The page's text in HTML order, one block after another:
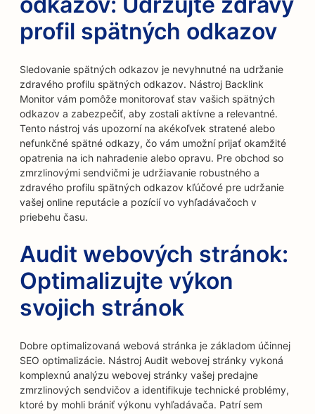
profil spätných odkazov
Sledovanie spätných odkazov je nevyhnutné na udržanie
zdravého profilu spätných odkazov. Nástroj Backlink
Monitor vám pomôže monitorovať stav vašich spätných
odkazov a zabezpečiť, aby zostali aktívne a relevantné.
Tento nástroj vás upozorní na akékoľvek stratené alebo
nefunkčné spätné odkazy, čo vám umožní prijať okamžité
opatrenia na ich nahradenie alebo opravu. Pre obchod so
zmrzlinovými sendvičmi je udržiavanie robustného a
zdravého profilu spätných odkazov kľúčové pre udržanie
vašej online reputácie a pozícií vo vyhľadávačoch v
priebehu času.
Audit webových stránok:
Optimalizujte výkon
svojich stránok
Dobre optimalizovaná webová stránka je základom účinnej
SEO optimalizácie. Nástroj Audit webovej stránky vykoná
komplexnú analýzu webovej stránky vašej predajne
zmrzlinových sendvičov a identifikuje technické problémy,
ktoré by mohli brániť výkonu vyhľadávača. Patrí sem